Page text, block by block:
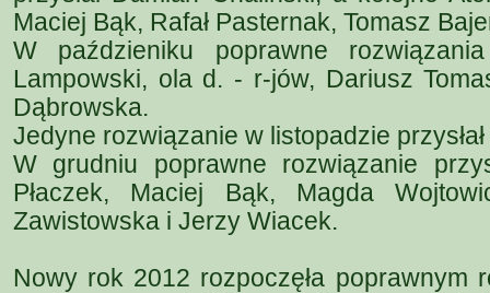
Maciej Bąk, Rafał Pasternak, Tomasz
W paździeniku poprawne
Lampowski, ola d. - r-jów, Dariusz
Dąbrowska.
Jedyne rozwiązanie w listopadzie
W grudniu poprawne rozwiązanie
Płaczek, Maciej Bąk, Magda
Zawistowska i Jerzy Wiacek.
Nowy rok 2012 rozpoczęła poprawnym